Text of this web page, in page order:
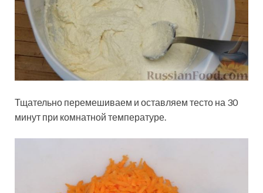
Тщательно перемешиваем и оставляем тесто на 30
минут при комнатной температуре.